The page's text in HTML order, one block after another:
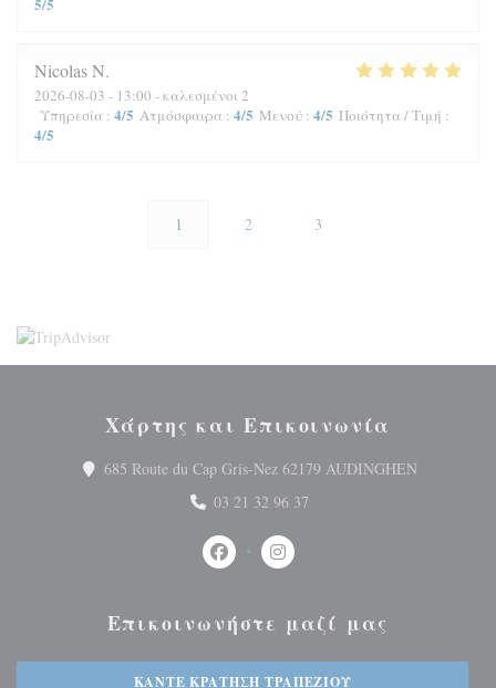
NicolasN
2026-08-03 - 13:00 - καλεσμένοι 2
Υπηρεσία : 4/5 Ατμόσφαιρα : 4/5 Μενού : 4/5 Ποιότητα / Τιμή :
4/5
1 2 3
Χάρτης και Επικοινωνία
685 Route du Cap Gris-Nez 62179 AUDINGHEN
03 21 32 96 37
Facebook ((ανοίγει σε νέο
Instagram ((ανοίγει σε νέο
Επικοινωνήστε μαζί μας
ΚΆΝΤΕ ΚΡΆΤΗΣΗ ΤΡΑΠΕΖΙΟΎ